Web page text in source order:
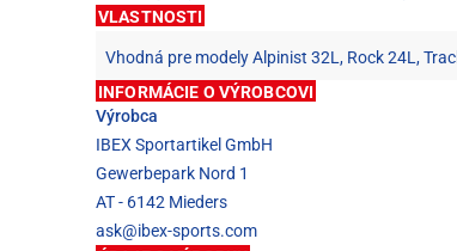
VLASTNOSTI
Vhodná pre modely Alpinist 32L, Rock 24L,
INFORMÁCIE O VÝROBCOVI
Výrobca
IBEX Sportartikel GmbH
Gewerbepark Nord 1
AT - 6142 Mieders
ask@ibex-sports.com